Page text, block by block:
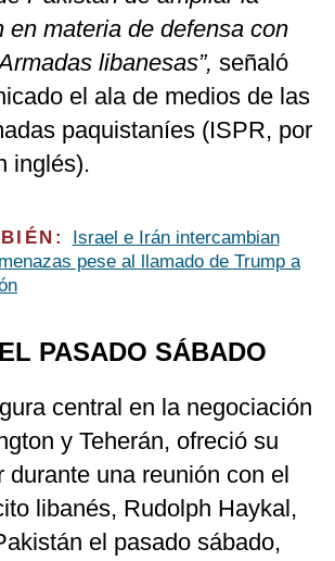
en materia de defensa con
libanesas”, señaló
el ala de medios de las
paquistaníes (ISPR, por
inglés).
Israel e Irán intercambian
pese al llamado de Trump a
PASADO SÁBADO
central en la negociación
y Teherán, ofreció su
durante una reunión con el
libanés, Rudolph Haykal,
el pasado sábado,